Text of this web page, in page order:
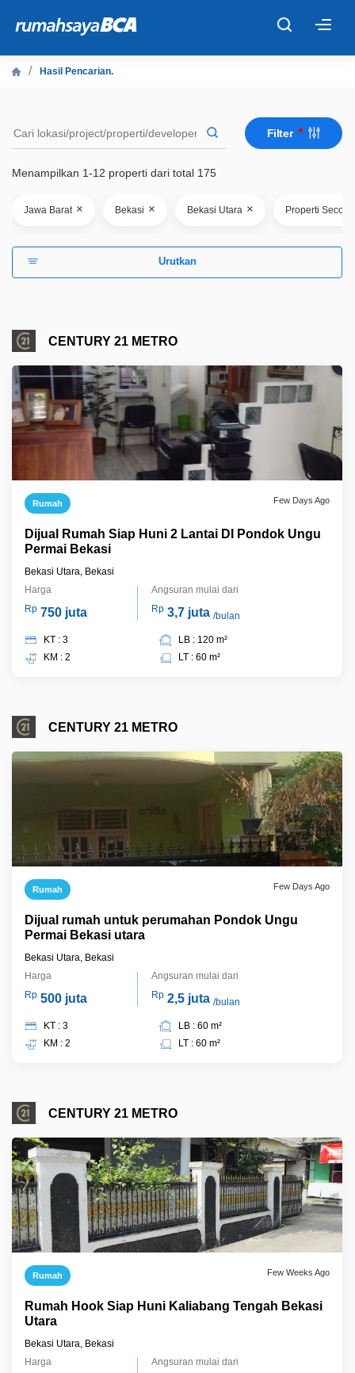
Cari Tahu
Fitur Unggulan
Hasil Pencarian.
Filter
Menampilkan 1-12 properti dari total 175
Jawa Barat × Bekasi × Bekasi Utara × Properti Second
Urutkan
CENTURY 21 METRO
Rumah Few Days Ago
Dijual Rumah Siap Huni 2 Lantai DI Pondok Ungu
Permai Bekasi
Bekasi Utara, Bekasi
Harga
Rp 750 juta
Angsuran mulai dari
Rp 3,7 juta /bulan
KT : 3
KM : 2
LB : 120 m²
LT : 60 m²
CENTURY 21 METRO
Rumah Few Days Ago
Dijual rumah untuk perumahan Pondok Ungu
Permai Bekasi utara
Bekasi Utara, Bekasi
Harga
Rp 500 juta
Angsuran mulai dari
Rp 2,5 juta /bulan
KT : 3
KM : 2
LB : 60 m²
LT : 60 m²
CENTURY 21 METRO
Rumah Few Weeks Ago
Rumah Hook Siap Huni Kaliabang Tengah Bekasi
Utara
Bekasi Utara, Bekasi
Harga
Angsuran mulai dari